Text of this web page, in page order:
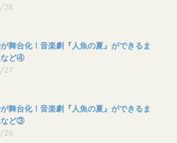
28
舞台化！音楽劇『人魚の夏』ができるま
など④
27
舞台化！音楽劇『人魚の夏』ができるま
など③
26